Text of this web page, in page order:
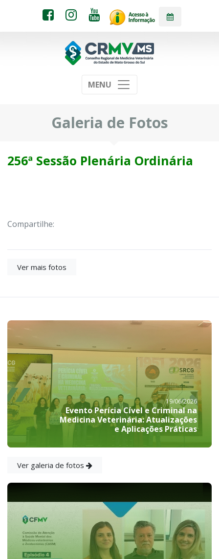
MENU
Galeria de Fotos
256ª Sessão Plenária Ordinária
Compartilhe:
Ver mais fotos
19/06/2026
Evento Perícia Cível e Criminal na
Medicina Veterinária: Atualizações
e Aplicações Práticas
Ver galeria de fotos